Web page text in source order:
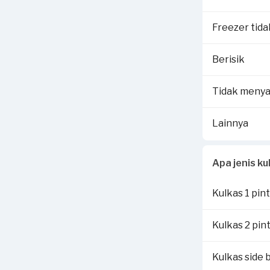
Dengan
Freezer
Berisik
Tidak
Lainnya
Apa jenis
Kulkas 1
Kulkas 2
Kulkas side